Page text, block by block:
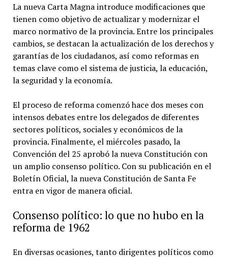
La nueva Carta Magna introduce modificaciones que
tienen como objetivo de actualizar y modernizar el
marco normativo de la provincia. Entre los principales
cambios, se destacan la actualización de los derechos y
garantías de los ciudadanos, así como reformas en
temas clave como el sistema de justicia, la educación,
la seguridad y la economía.
El proceso de reforma comenzó hace dos meses con
intensos debates entre los delegados de diferentes
sectores políticos, sociales y económicos de la
provincia. Finalmente, el miércoles pasado, la
Convención del 25 aprobó la nueva Constitución con
un amplio consenso político. Con su publicación en el
Boletín Oficial, la nueva Constitución de Santa Fe
entra en vigor de manera oficial.
Consenso político: lo que no hubo en la
reforma de 1962
En diversas ocasiones, tanto dirigentes políticos como